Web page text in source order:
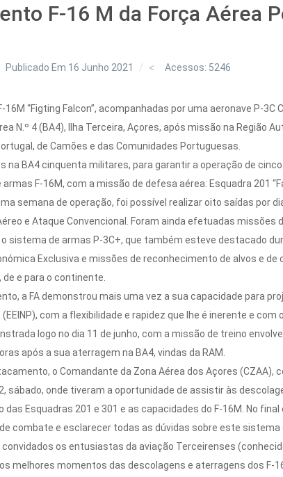
F-16 M da Força Aérea
Publicado Em 16 Junho 2021 Acessos: 5246
16M “Figting Falcon”, acompanhadas por uma aeronave P-
N.º 4 (BA4), Ilha Terceira, Açores, após missão na Região
de Camões e das Comunidades Portuguesas.
na BA4 cinquenta militares, para garantir a operação de
F-16M, com a missão de defesa aérea: Esquadra 201
semana de operação, foi possível realizar oito saídas por
e Ataque Convencional. Foram ainda efetuadas missões
sistema de armas P-3C+, que também esteve destacado
Exclusiva e missões de reconhecimento de alvos e
e para o continente.
a FA demonstrou mais uma vez a sua capacidade para
com a flexibilidade e rapidez que lhe é inerente e
logo no dia 11 de junho, com a missão de treino
após a sua aterragem na BA4, vindas da RAM.
o Comandante da Zona Aérea dos Açores
sábado, onde tiveram a oportunidade de assistir às
das Esquadras 201 e 301 e as capacidades do F-16M. No
combate e esclarecer todas as dúvidas sobre este sistema
convidados os entusiastas da aviação Terceirenses
melhores momentos das descolagens e aterragens dos F-